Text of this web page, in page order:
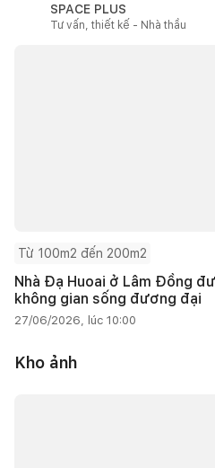
SPACE PLUS
Tư vấn, thiết kế - Nhà thầu
Từ 100m2 đến 200m2
Nhà Đạ Huoai ở Lâm Đồng
không gian sống đương đại
27/06/2026, lúc 10:00
Kho ảnh